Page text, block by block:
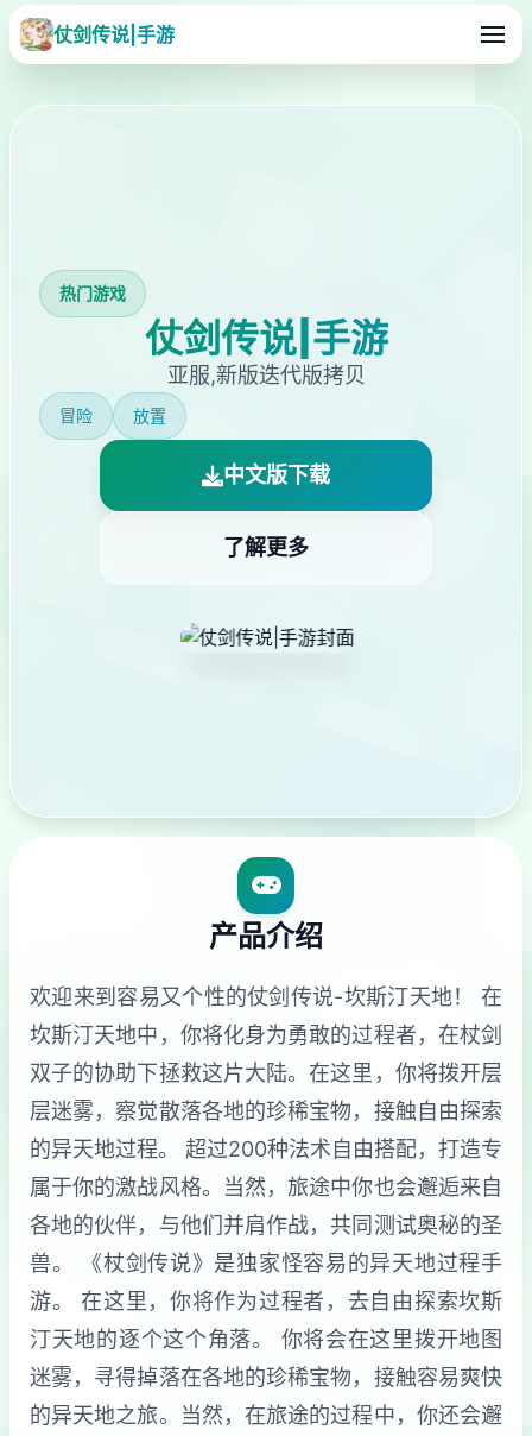
仗剑传说|手游
热门游戏
仗剑传说|手游
亚服,新版迭代版拷贝
冒险 放置
中文版下载
了解更多
产品介绍
欢迎来到容易又个性的仗剑传说-坎斯汀天地！ 在
坎斯汀天地中，你将化身为勇敢的过程者，在杖剑
双子的协助下拯救这片大陆。在这里，你将拨开层
层迷雾，察觉散落各地的珍稀宝物，接触自由探索
的异天地过程。 超过200种法术自由搭配，打造专
属于你的激战风格。当然，旅途中你也会邂逅来自
各地的伙伴，与他们并肩作战，共同测试奥秘的圣
兽。 《杖剑传说》是独家怪容易的异天地过程手
游。 在这里，你将作为过程者，去自由探索坎斯
汀天地的逐个这个角落。 你将会在这里拨开地图
迷雾，寻得掉落在各地的珍稀宝物，接触容易爽快
的异天地之旅。当然，在旅途的过程中，你还会邂